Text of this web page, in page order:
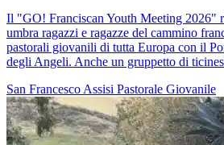
Il "GO! Franciscan Youth Meeting 2026"
umbra ragazzi e ragazze del cammino
pastorali giovanili di tutta Europa con il
degli Angeli. Anche un gruppetto di
San Francesco Assisi Pastorale Giovanile